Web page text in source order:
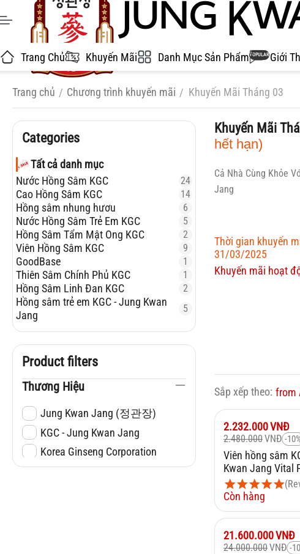
Trang Chủ Khuyến Mãi Danh Mục Sản Phẩm POPULAR Giới
Trang chủ / Chương trình khuyến mãi / Khuyến Mãi Tháng 03
Khuyến Mãi
hết hạn)
Cả Nhà Cùng Khỏe
Jang
Thời gian khuyến
31/03/2025
Khuyến mãi hoạt
Sắp xếp theo: from
Giảm 10%
2.232.000VNĐ
2.480.000VNĐ -
Viên hồng sâm
Kwan Jang Vital
30 viên
Còn hàng
Giảm 10%
21.600.000VNĐ
24.000.000VNĐ -
Categories
Tất cả danh mục
Nước Hồng Sâm KGC
24
Cao Hồng Sâm KGC 14
Hồng sâm nhung hươu 6
Nước Hồng Sâm Trẻ Em KGC 5
Hồng Sâm Tẩm Mật Ong KGC 2
Viên Hồng Sâm KGC 9
GoodBase 1
Thiên Sâm Chính Phủ KGC 1
Hồng Sâm Linh Đan KGC 2
Hồng sâm trẻ em KGC - Jung Kwan
Jang
5
Product filters
Thương Hiệu
Jung Kwan Jang (정관장)
KGC - Jung Kwan Jang
Korea Ginseng Corporation